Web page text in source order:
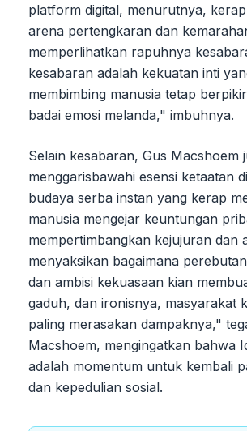
platform digital, menurutnya,
arena pertengkaran dan
memperlihatkan rapuhnya
kesabaran adalah kekuatan inti
membimbing manusia tetap
badai emosi melanda," imbuhnya.
Selain kesabaran, Gus Macshoem
menggarisbawahi esensi ketaatan
budaya serba instan yang kerap
manusia mengejar keuntungan
mempertimbangkan kejujuran dan
menyaksikan bagaimana
dan ambisi kekuasaan kian
gaduh, dan ironisnya, masyarakat
paling merasakan dampaknya,"
Macshoem, mengingatkan bahwa
adalah momentum untuk kembali
dan kepedulian sosial.